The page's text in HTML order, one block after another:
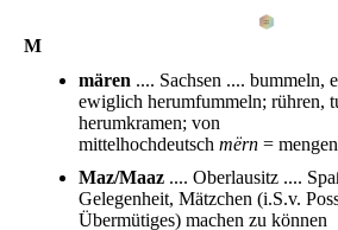
M
mären .... Sachsen .... bummeln,
ewiglich herumfummeln; rühren,
herumkramen; von
mittelhochdeutsch mërn =
Maz/Maaz .... Oberlausitz ....
Gelegenheit, Mätzchen (i.S.v.
Übermütiges) machen zu können